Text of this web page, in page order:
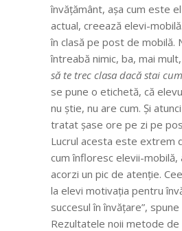
învățământ, așa cum este
actual, creează elevi-
în clasă pe post de mobilă.
întreabă nimic, ba, mai
să te trec clasa dacă stai
se pune o etichetă, că
nu știe, nu are cum. Și
tratat șase ore pe zi pe
Lucrul acesta este extrem
cum înfloresc elevii-mobilă,
acorzi un pic de atenție.
la elevi motivația pentru
succesul în învățare”,
Rezultatele noii metode